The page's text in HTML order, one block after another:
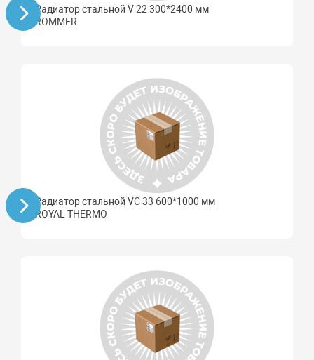
Радиатор стальной V 22 300*2400 мм
ROMMER
Радиатор стальной VC 33 600*1000 мм
ROYAL THERMO